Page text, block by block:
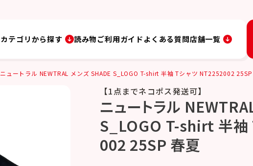
カテゴリから探す 読み物ご利用ガイドよくある質問店舗一覧
ニュートラル NEWTRAL メンズ SHADE S_LOGO T-shirt 半袖 Tシャツ NT2252002 25SP
【1点までネコポス発送可】
ニュートラル
S_LOGO T-shirt 半袖
002 25SP 春夏